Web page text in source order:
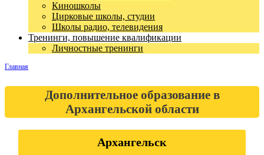
Киношколы
Цирковые школы, студии
Школы радио, телевидения
Тренинги, повышение квалификации
Личностные тренинги
Главная
Дополнительное образование в
Архангельской области
Архангельск